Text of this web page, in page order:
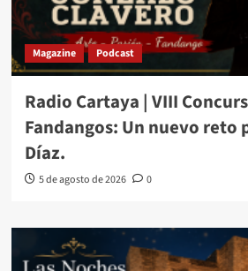
Magazine Podcast
Radio Cartaya | VIII
Fandangos: Un nuevo reto
Díaz.
5 de agosto de 2026 0